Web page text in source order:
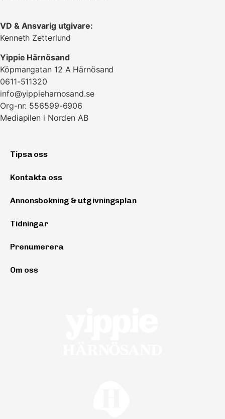
VD & Ansvarig utgivare:
Kenneth Zetterlund
Yippie Härnösand
Köpmangatan 12 A Härnösand
0611-511320
info@yippieharnosand.se
Org-nr: 556599-6906
Mediapilen i Norden AB
Tipsa oss
Kontakta oss
Annonsbokning & utgivningsplan
Tidningar
Prenumerera
Om oss